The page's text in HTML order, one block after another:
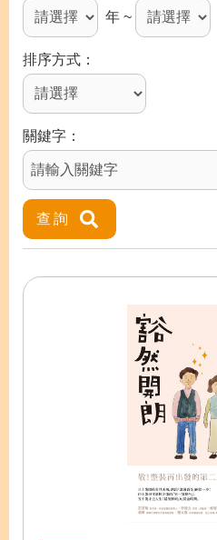
年 ~
排序方式
關鍵字